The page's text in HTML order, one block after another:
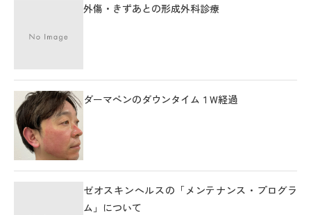
外傷・きずあとの形成外科診療
ダーマペンのダウンタイム１W経過
ゼオスキンヘルスの「メンテナンス・プログラ
ム」について